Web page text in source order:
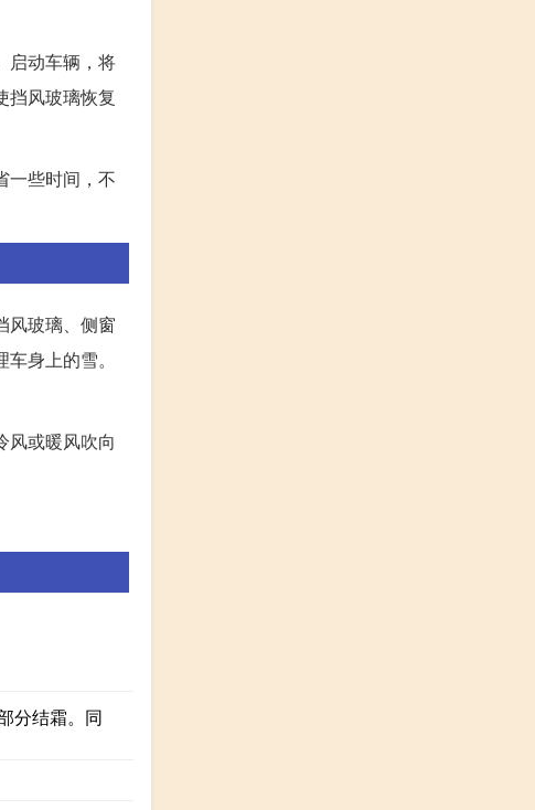
启动车辆，将
挡风玻璃恢复
一些时间，不
风玻璃、侧窗
身上的雪。
风或暖风吹向
分结霜。同